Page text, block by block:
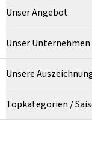
Unser Angebot
Unser Unternehmen
Unsere
Topkategorien /